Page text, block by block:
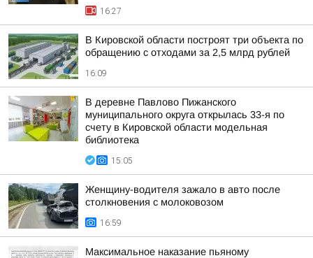
16:27
В Кировской области построят три объекта по
обращению с отходами за 2,5 млрд рублей
16:09
В деревне Павлово Пижанского
муниципального округа открылась 33-я по
счету в Кировской области модельная
библиотека
15:05
Женщину-водителя зажало в авто после
столкновения с молоковозом
16:59
Максимальное наказание пьяному